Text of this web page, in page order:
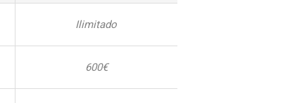
Ilimitado
600€